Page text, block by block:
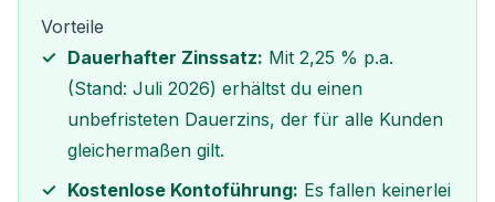
Vorteile
Dauerhafter Zinssatz: Mit 2,25 % p.a.
(Stand: Juli 2026) erhältst du einen
unbefristeten Dauerzins, der für alle Kunden
gleichermaßen gilt.
Kostenlose Kontoführung: Es fallen keinerlei